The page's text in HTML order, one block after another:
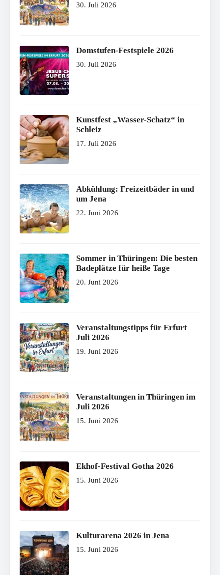
30. Juli 2026
Domstufen-Festspiele 2026
30. Juli 2026
Kunstfest „Wasser-Schatz“ in
Schleiz
17. Juli 2026
Abkühlung: Freizeitbäder in und
um Jena
22. Juni 2026
Sommer in Thüringen: Die besten
Badeplätze für heiße Tage
20. Juni 2026
Veranstaltungstipps für Erfurt
Juli 2026
19. Juni 2026
Veranstaltungen in Thüringen im
Juli 2026
15. Juni 2026
Ekhof-Festival Gotha 2026
15. Juni 2026
Kulturarena 2026 in Jena
15. Juni 2026